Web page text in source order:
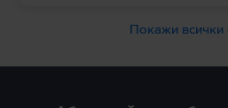
Покажи всички